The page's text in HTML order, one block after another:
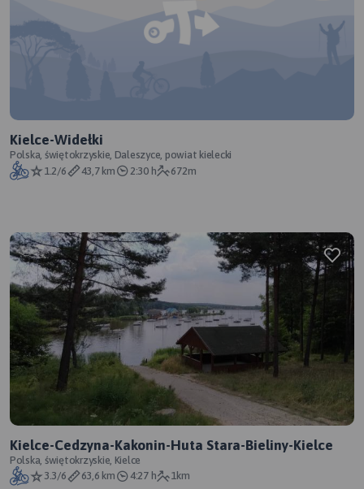
Kielce-Widełki
Polska, świętokrzyskie, Daleszyce, powiat kielecki
1.2/6
43,7 km 2:30 h 672m
Kielce-Cedzyna-Kakonin-Huta Stara-Bieliny-Kielce
Polska, świętokrzyskie, Kielce
3.3/6
63,6 km 4:27 h 1km